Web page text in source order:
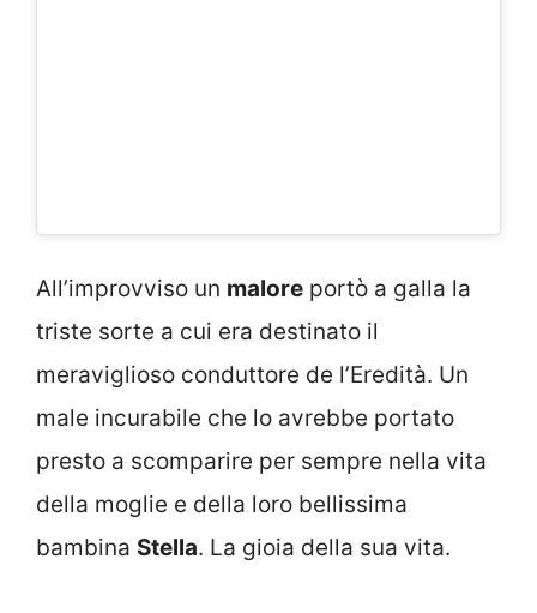
All’improvviso un malore portò a galla la
triste sorte a cui era destinato il
meraviglioso conduttore de l’Eredità. Un
male incurabile che lo avrebbe portato
presto a scomparire per sempre nella vita
della moglie e della loro bellissima
bambina Stella. La gioia della sua vita.